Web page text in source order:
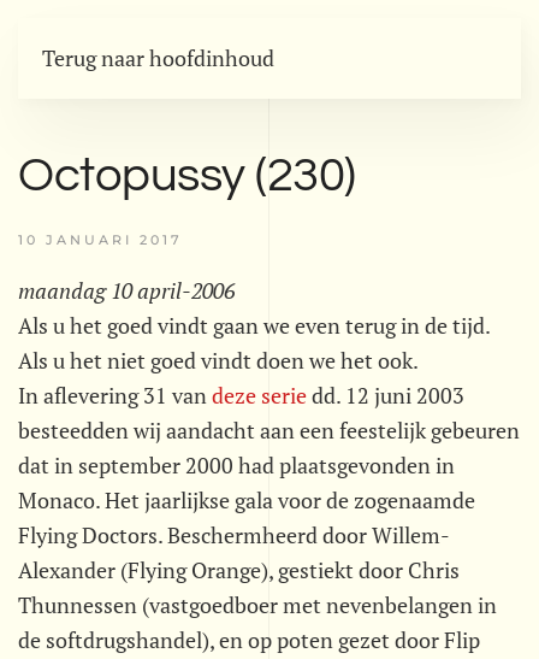
Terug naar hoofdinhoud
Octopussy (230)
10 JANUARI 2017
maandag 10 april-2006
Als u het goed vindt gaan we even terug in de tijd.
Als u het niet goed vindt doen we het ook.
In aflevering 31 vandeze seriedd. 12 juni 2003
besteedden wij aandacht aan een feestelijk gebeuren
dat in september 2000 had plaatsgevonden in
Monaco. Het jaarlijkse gala voor de zogenaamde
Flying Doctors. Beschermheerd door Willem-
Alexander (Flying Orange), gestiekt door Chris
Thunnessen (vastgoedboer met nevenbelangen in
de softdrugshandel), en op poten gezet door Flip